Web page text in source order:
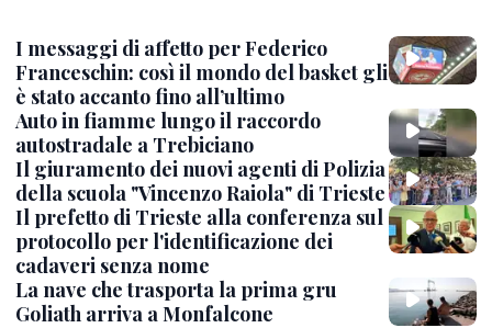
I messaggi di affetto per Federico
Franceschin: così il mondo del basket gli
è stato accanto fino all’ultimo
Auto in fiamme lungo il raccordo
autostradale a Trebiciano
Il giuramento dei nuovi agenti di Polizia
della scuola "Vincenzo Raiola" di Trieste
Il prefetto di Trieste alla conferenza sul
protocollo per l'identificazione dei
cadaveri senza nome
La nave che trasporta la prima gru
Goliath arriva a Monfalcone